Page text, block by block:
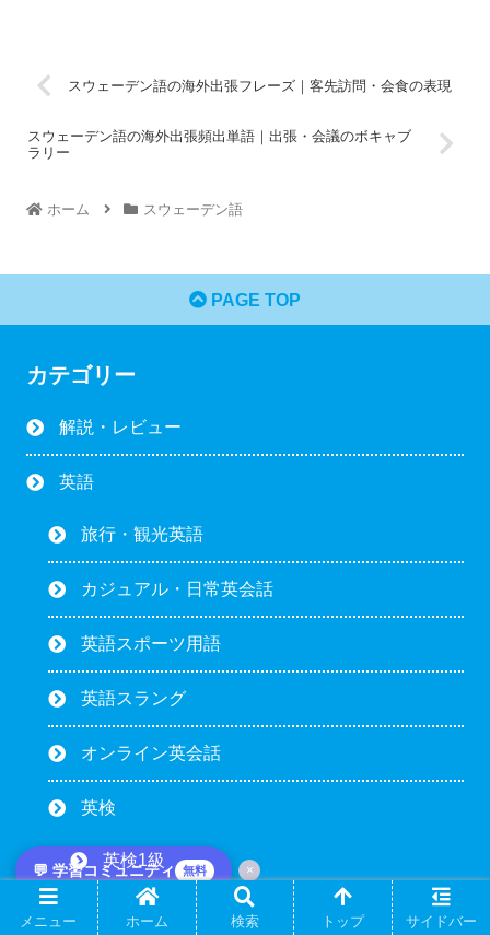
💬 学習コミュニティ 無料 ×
スウェーデン語の海外出張フレーズ｜客先訪問・会食の表現
スウェーデン語の海外出張頻出単語｜出張・会議のボキャブ
ラリー
ホーム スウェーデン語
PAGE TOP
カテゴリー
解説・レビュー
英語
旅行・観光英語
カジュアル・日常英会話
英語スポーツ用語
英語スラング
オンライン英会話
英検
英検1級
英検準1級
メニュー ホーム 検索 トップ サイドバー